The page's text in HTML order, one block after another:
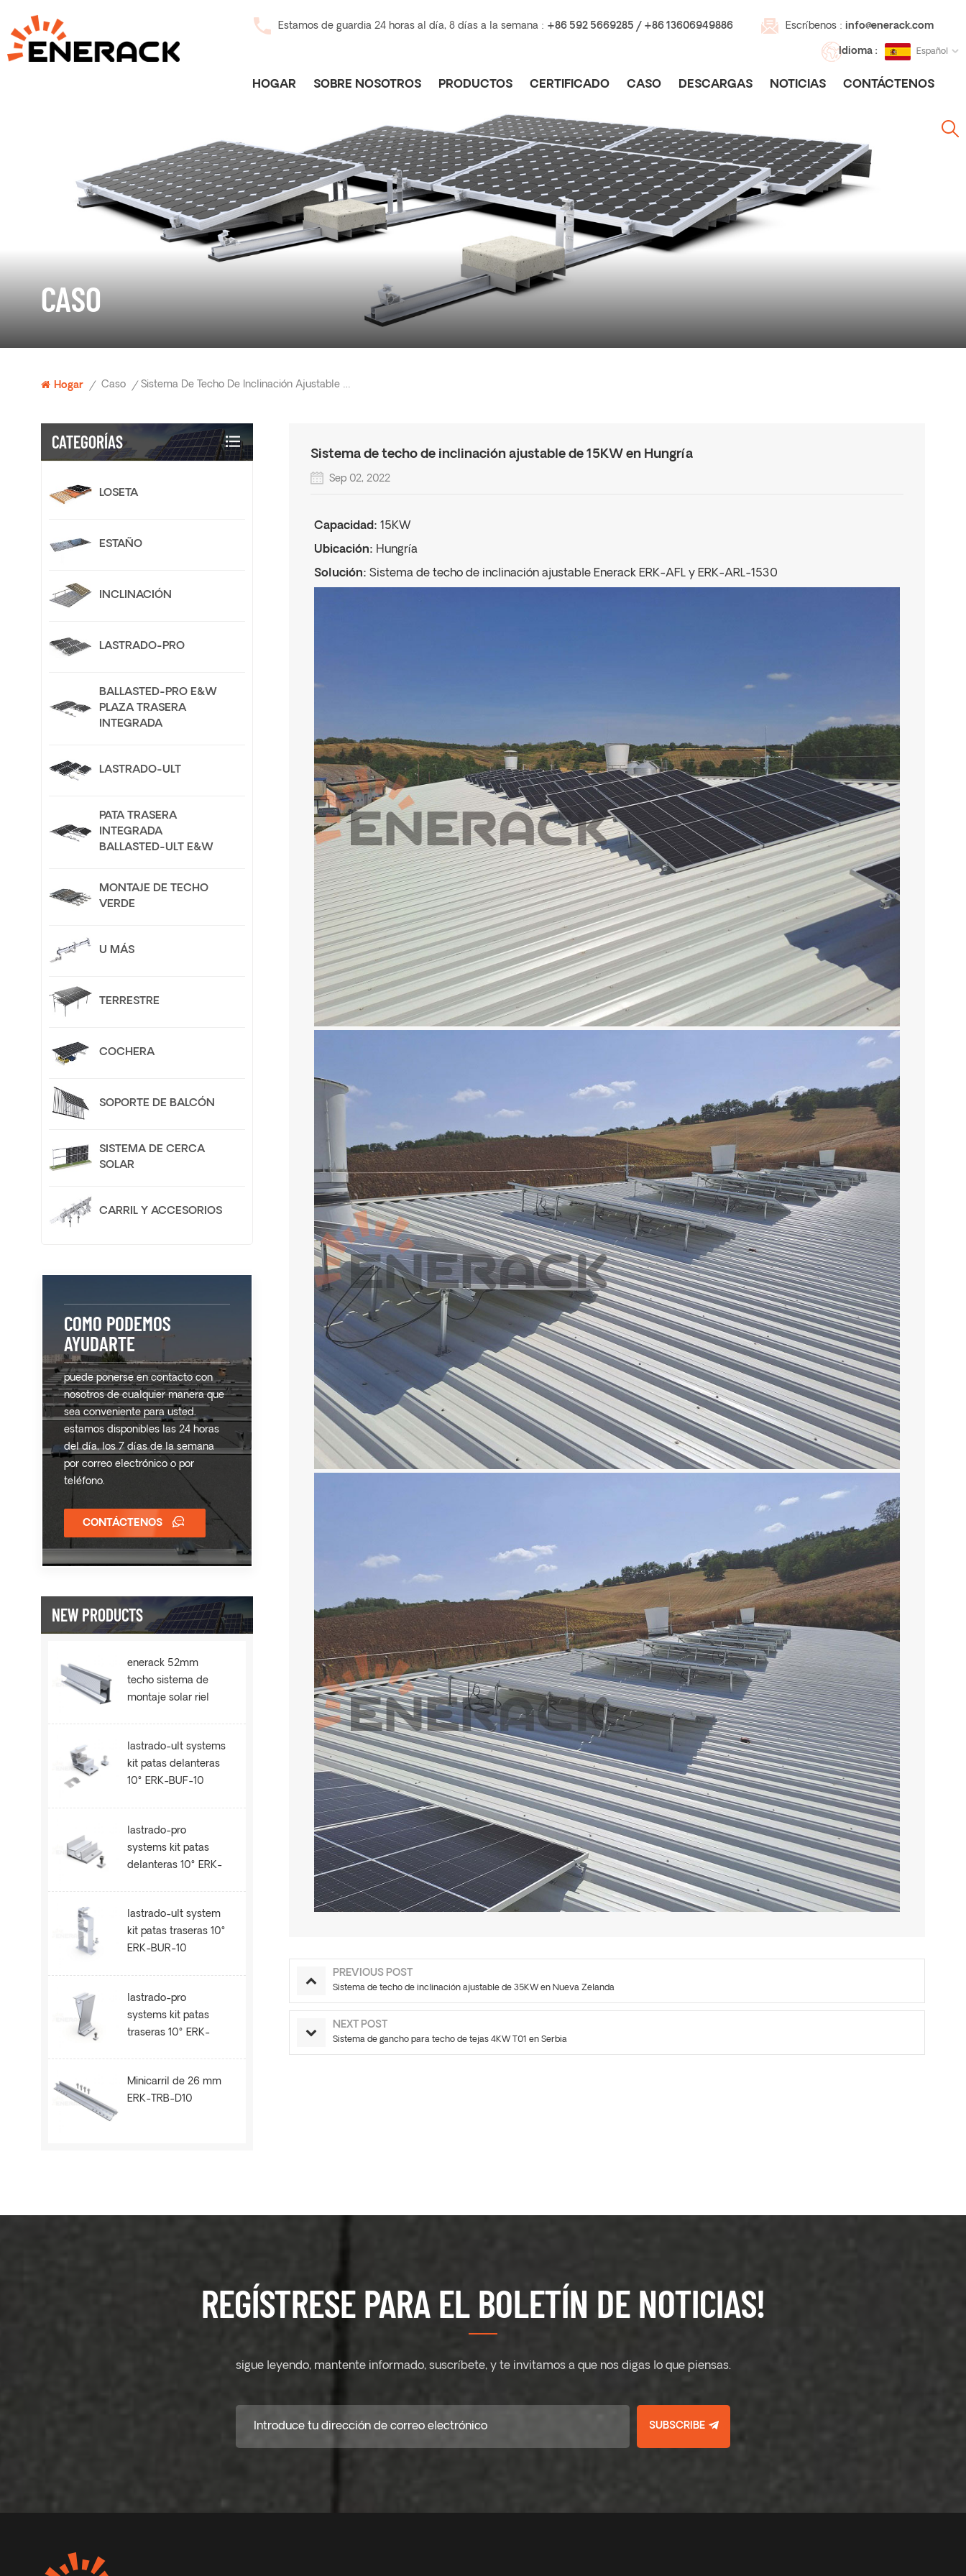
Estamos de guardia 24 horas al día, 8 días a la semana : +86 592 5669285 / +86 13606949886 Escríbenos : info@enerack.com
Idioma : Español
HOGAR SOBRE NOSOTROS PRODUCTOS CERTIFICADO CASO DESCARGAS NOTICIAS CONTÁCTENOS
CASO
Hogar / Caso / Sistema De Techo De Inclinación Ajustable De 15KW En Hungría
Sistema de techo de inclinación ajustable de 15KW en Hungría
Sep 02, 2022
Capacidad:15KW
Ubicación: Hungría
Solución:Sistema de techo de inclinación ajustable Enerack ERK-AFL y ERK-ARL-1530
PREVIOUS POST
Sistema de techo de inclinación ajustable de 35KW en Nueva Zelanda
NEXT POST
Sistema de gancho para techo de tejas 4KW T01 en Serbia
CATEGORÍAS
LOSETA
ESTAÑO
INCLINACIÓN
LASTRADO-PRO
BALLASTED-PRO E&W
PLAZA TRASERA
INTEGRADA
LASTRADO-ULT
PATA TRASERA
INTEGRADA
BALLASTED-ULT E&W
MONTAJE DE TECHO
VERDE
U MÁS
TERRESTRE
COCHERA
SOPORTE DE BALCÓN
SISTEMA DE CERCA
SOLAR
CARRIL Y ACCESORIOS
COMO PODEMOS
AYUDARTE
puede ponerse en contacto con
nosotros de cualquier manera que
sea conveniente para usted.
estamos disponibles las 24 horas
del día, los 7 días de la semana
por correo electrónico o por
teléfono.
CONTÁCTENOS
NEW PRODUCTS
enerack 52mm
techo sistema de
montaje solar riel
lastrado-ult systems
kit patas delanteras
10° ERK-BUF-10
lastrado-pro
systems kit patas
delanteras 10° ERK-
lastrado-ult system
kit patas traseras 10°
ERK-BUR-10
lastrado-pro
systems kit patas
traseras 10° ERK-
Minicarril de 26 mm
ERK-TRB-D10
REGÍSTRESE PARA EL BOLETÍN DE NOTICIAS!
sigue leyendo, mantente informado, suscríbete, y te invitamos a que nos digas lo que piensas.
SUBSCRIBE